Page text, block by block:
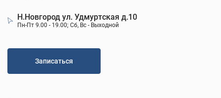
Н.Новгород ул. Удмуртская д.10
Пн-Пт 9.00 - 19.00; Сб, Вс - Выходной
Записаться